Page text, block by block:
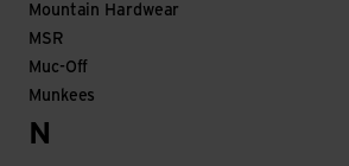
Mountain Hardwear
MSR
Muc-Off
Munkees
N